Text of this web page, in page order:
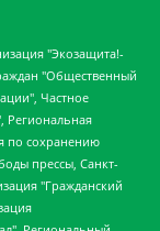
"Данное сообщение", Общество с ограниченной ответственностью Издательский дом "Новая глава", Айнбиндер Александра Александровна, Московский комьюнити-центр для ЛГБТ+инициатив, Благотворительный фонд развития филантропии, Deutsche Welle (Германия, Kurt-Schumacher-Strasse 3, 53113 Bonn), Борзунова Мария Михайловна, Воробьев Виктор Викторович, Голубева Анна Львовна, Константинова Алла Михайловна, Малкова Ирина Владимировна, Мурадов Мурад Абдулгалимович, Осетинская Елизавета Николаевна, Понасенков Евгений Николаевич, Ганапольский Матвей Юрьевич, Киселев Евгений Алексеевич, Борухович Ирина Григорьевна, Дремин Иван Тимофеевич, Дубровский Дмитрий Викторович, Красноярская региональная общественная организация поддержки и развития альтернативных образовательных технологий и межкультурных коммуникаций "ИНТЕРРА", Маяковская Екатерина Алексеевна, Фейгин Марк Захарович, Филимонов Андрей Викторович, Дзугкоева Регина Николаевна, Доброхотов Роман Александрович, Дудь Юрий Александрович, Елкин Сергей Владимирович, Кругликов Кирилл Игоревич, Сабунаева Мария Леонидовна, Семенов Алексей Владимирович, Шаинян Карен Багратович, Шульман Екатерина Михайловна, Асафьев Артур Валерьевич, Вахштайн Виктор Семенович, Венедиктов Алексей Алексеевич, Лушникова Екатерина Евгеньевна, Волков Леонид Михайлович, Невзоров Александр Глебович, Пархоменко Сергей Борисович, Сироткин Ярослав Николаевич, Кара-Мурза Владимир Владимирович, Баранова Наталья Владимировна, Гозман Леонид Яковлевич, Кагарлицкий Борис Юльевич, Климарев Михаил Валерьевич, Милов Владимир Станиславович, Автономная некоммерческая организация Краснодарский центр современного искусства "Типография", Моргенштерн Алишер Тагирович, Соболь Любовь Эдуардовна, Общество с ограниченной ответственностью "ЛИЗА НОРМ", Каспаров Гарри Кимович, Ходорковский Михаил Борисович, Общество с ограниченной ответственностью "Апрельские тезисы", Данилович Ирина Брониславовна, Кашин Олег Владимирович, Петров Николай Владимирович, Пивоваров Алексей Владимирович, Соколов Михаил Владимирович, Цветкова Юлия Владимировна, Чичваркин Евгений Александрович, Комитет против пыток/Команда против пыток, Общество с ограниченной ответственностью "Первый научный", Общество с ограниченной ответственностью "Вертолет и ко", Белоцерковская Вероника Борисовна, Кац Максим Евгеньевич, Лазарева Татьяна Юрьевна, Шаведдинов Руслан Табризович, Яшин Илья Валерьевич, Общество с ограниченной ответственностью "Иноагент ААВ", Алешковский Дмитрий Петрович, Альбац Евгения Марковна, Быков Дмитрий Львович, Галямина Юлия Евгеньевна, Лойко Сергей Леонидович, Мартынов Кирилл Константинович, Медведев Сергей Александрович, Крашенинников Федор Геннадиевич, Гордеева Катерина Вл